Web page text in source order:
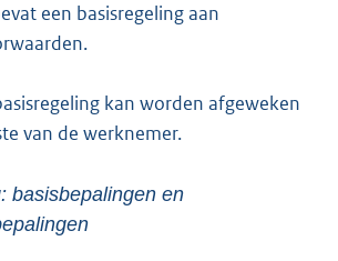
een basisregeling aan
kan worden afgeweken
van de werknemer.
basisbepalingen en